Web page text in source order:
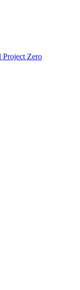
Project Zero